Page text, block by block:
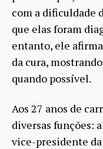
com a dificuldade
que elas foram
entanto, ele
da cura,
quando possível.
Aos 27 anos de
diversas funções:
vice-presidente